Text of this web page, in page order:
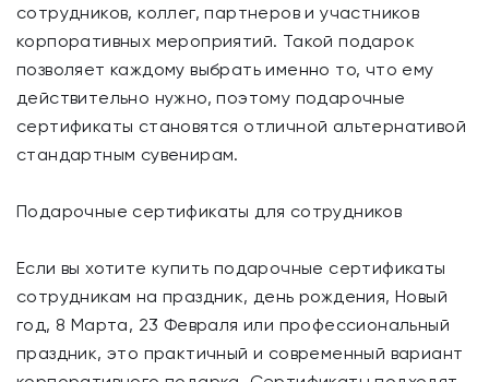
сотрудников, коллег, партнеров и участников
корпоративных мероприятий. Такой подарок
позволяет каждому выбрать именно то, что ему
действительно нужно, поэтому подарочные
сертификаты становятся отличной альтернативой
стандартным сувенирам.
Подарочные сертификаты для сотрудников
Если вы хотите купить подарочные сертификаты
сотрудникам на праздник, день рождения, Новый
год, 8 Марта, 23 Февраля или профессиональный
праздник, это практичный и современный вариант